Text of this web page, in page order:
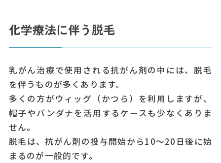
化学療法に伴う脱毛
乳がん治療で使用される抗がん剤の中には、脱毛
を伴うものが多くあります。
多くの方がウィッグ（かつら）を利用しますが、
帽子やバンダナを活用するケースも少なくありま
せん。
脱毛は、抗がん剤の投与開始から10～20日後に始
まるのが一般的です。